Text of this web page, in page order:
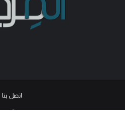
اتصل بنا